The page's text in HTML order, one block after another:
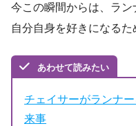
今この瞬間からは、ラン
自分自身を好きになるた
あわせて読みたい
チェイサーがランナ
来事